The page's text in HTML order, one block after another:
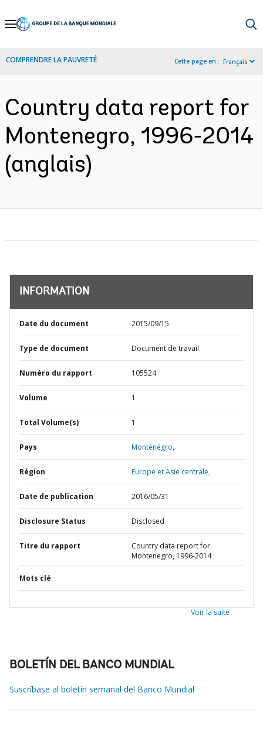
Skip
Navigation
COMPRENDRE LA PAUVRETÉ Cette page en : Français
Country data report for
Montenegro, 1996-2014
(anglais)
INFORMATION
Date du document 2015/09/15
Type de document Document de travail
Numéro du rapport 105524
Volume 1
Total Volume(s) 1
Pays Monténégro,
Région Europe et Asie centrale,
Date de publication 2016/05/31
Disclosure Status Disclosed
Titre du rapport
Country data report for
Montenegro, 1996-2014
Mots clé
Voir la suite
BOLETÍN DEL BANCO MUNDIAL
Suscríbase al boletín semanal del Banco Mundial